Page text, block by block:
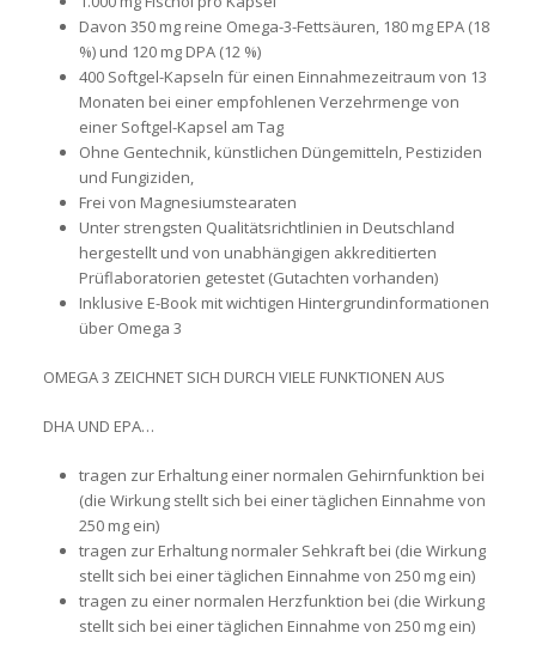
Davon 350 mg reine Omega-3-Fettsäuren, 180 mg EPA (18
%) und 120 mg DPA (12 %)
400 Softgel-Kapseln für einen Einnahmezeitraum von 13
Monaten bei einer empfohlenen Verzehrmenge von
einer Softgel-Kapsel am Tag
Ohne Gentechnik, künstlichen Düngemitteln, Pestiziden
und Fungiziden,
Frei von Magnesiumstearaten
Unter strengsten Qualitätsrichtlinien in Deutschland
hergestellt und von unabhängigen akkreditierten
Prüflaboratorien getestet (Gutachten vorhanden)
Inklusive E-Book mit wichtigen Hintergrundinformationen
über Omega 3
OMEGA 3 ZEICHNET SICH DURCH VIELE FUNKTIONEN AUS
DHA UND EPA…
tragen zur Erhaltung einer normalen Gehirnfunktion bei
(die Wirkung stellt sich bei einer täglichen Einnahme von
250 mg ein)
tragen zur Erhaltung normaler Sehkraft bei (die Wirkung
stellt sich bei einer täglichen Einnahme von 250 mg ein)
tragen zu einer normalen Herzfunktion bei (die Wirkung
stellt sich bei einer täglichen Einnahme von 250 mg ein)